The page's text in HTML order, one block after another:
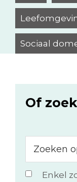
Sociaal
Of
op
ofEnkel